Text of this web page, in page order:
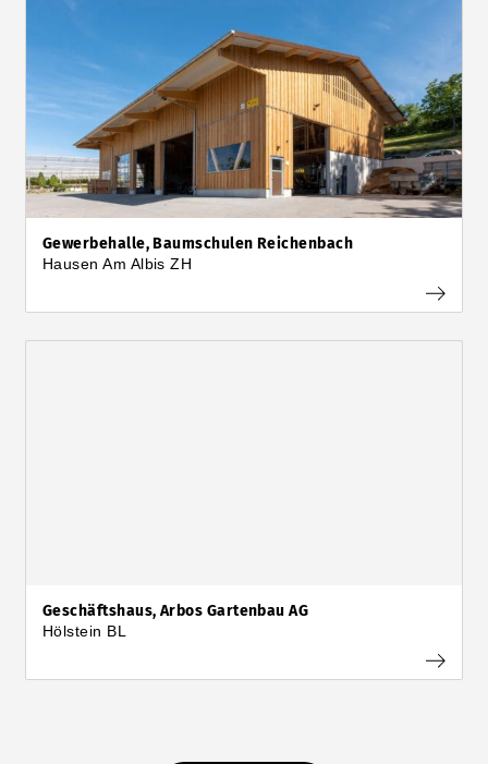
Gewerbehalle, Baumschulen Reichenbach
Hausen Am Albis ZH
Geschäftshaus, Arbos Gartenbau AG
Hölstein BL